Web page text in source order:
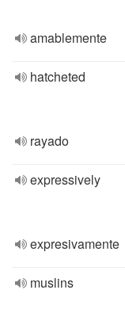
amablemente
hatcheted
rayado
expressively
expresivamente
muslins